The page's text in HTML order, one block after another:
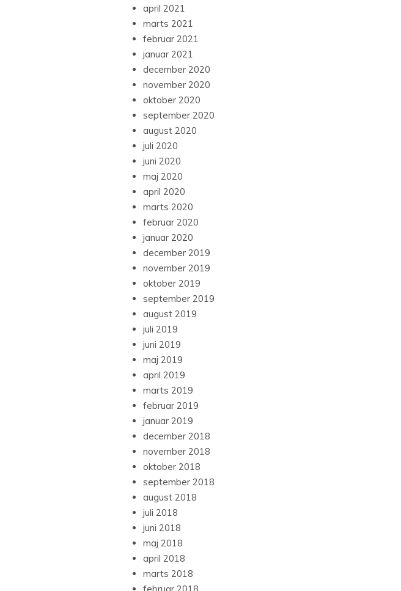
april 2021
marts 2021
februar 2021
januar 2021
december 2020
november 2020
oktober 2020
september 2020
august 2020
juli 2020
juni 2020
maj 2020
april 2020
marts 2020
februar 2020
januar 2020
december 2019
november 2019
oktober 2019
september 2019
august 2019
juli 2019
juni 2019
maj 2019
april 2019
marts 2019
februar 2019
januar 2019
december 2018
november 2018
oktober 2018
september 2018
august 2018
juli 2018
juni 2018
maj 2018
april 2018
marts 2018